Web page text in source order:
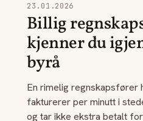
23.01.2026
Billig
kjenner du
byrå
En rimelig regnskapsfører
fakturerer per minutt i
og tar ikke ekstra betalt